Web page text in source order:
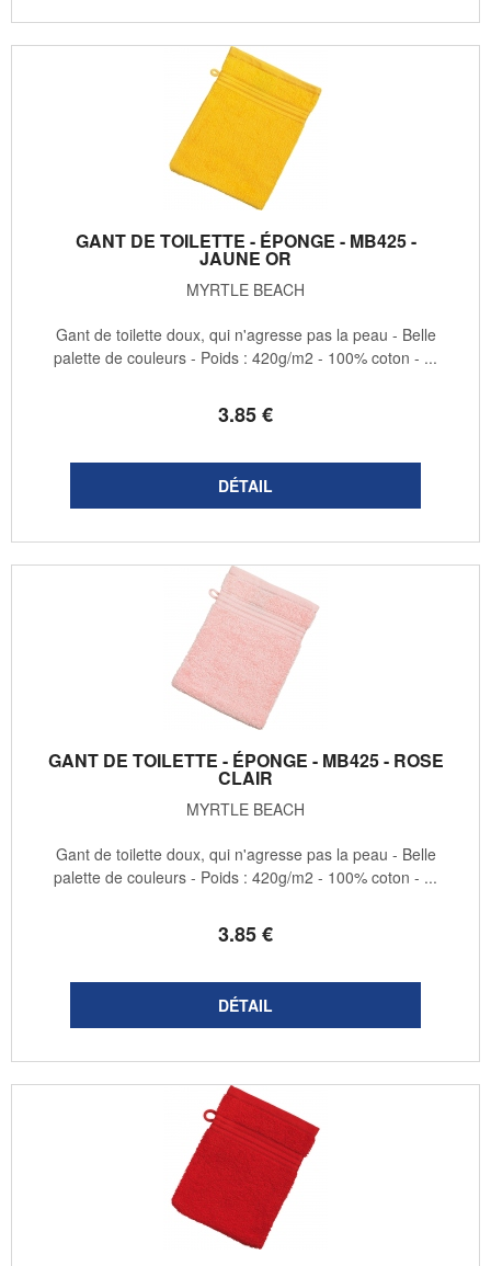
GANT DE TOILETTE - ÉPONGE - MB425 -
JAUNE OR
MYRTLE BEACH
3.85€
Gant de toilette doux, qui n'agresse pas la peau - Belle
palette de couleurs - Poids : 420g/m2 - 100% coton - ...
GANT DE TOILETTE - ÉPONGE - MB425 - ROSE
CLAIR
MYRTLE BEACH
3.85€
Gant de toilette doux, qui n'agresse pas la peau - Belle
palette de couleurs - Poids : 420g/m2 - 100% coton - ...